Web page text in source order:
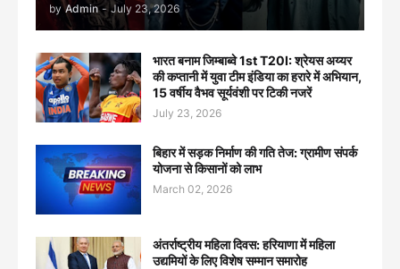
by Admin - July 23, 2026
भारत बनाम जिम्बाब्वे 1st T20I: श्रेयस अय्यर
की कप्तानी में युवा टीम इंडिया का हरारे में अभियान,
15 वर्षीय वैभव सूर्यवंशी पर टिकी नजरें
July 23, 2026
बिहार में सड़क निर्माण की गति तेज: ग्रामीण संपर्क
योजना से किसानों को लाभ
March 02, 2026
अंतर्राष्ट्रीय महिला दिवस: हरियाणा में महिला
उद्यमियों के लिए विशेष सम्मान समारोह